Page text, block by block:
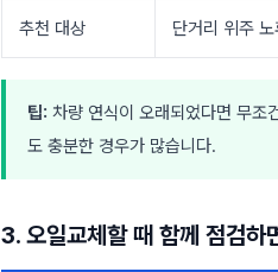
추천 대상 단거리 위주
팁: 차량 연식이 오래되었다면 무조
도 충분한 경우가 많습니다.
3. 오일교체할 때 함께 점검하